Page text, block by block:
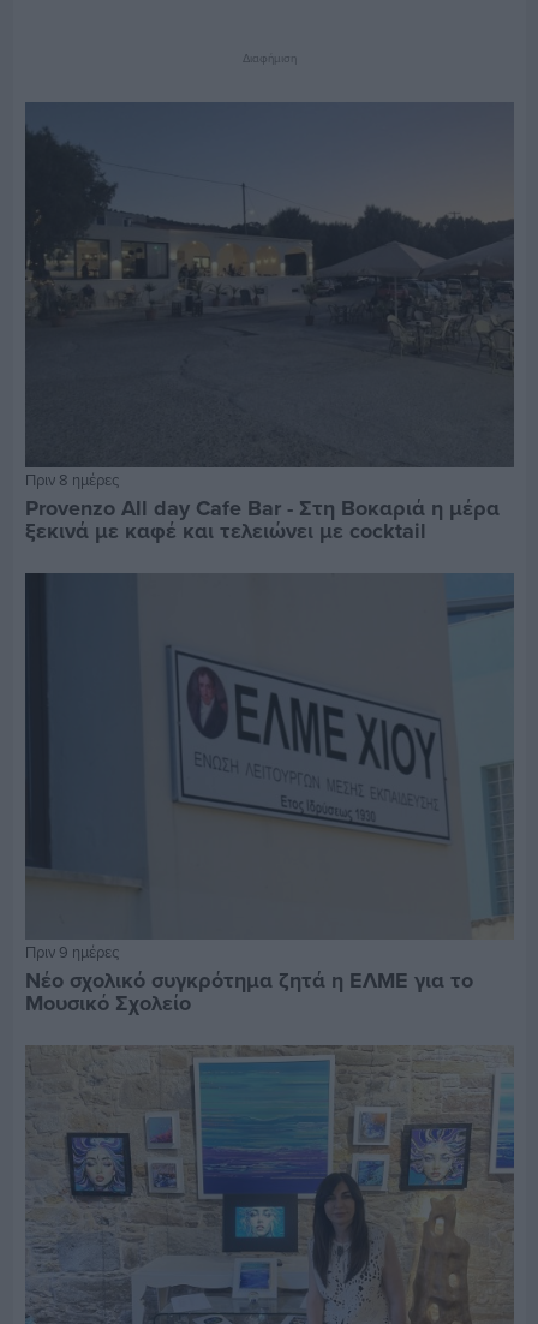
Διαφήμιση
Πριν 8 ημέρες
Provenzo All day Cafe Bar - Στη Βοκαριά η μέρα
ξεκινά με καφέ και τελειώνει με cocktail
Πριν 9 ημέρες
Νέο σχολικό συγκρότημα ζητά η ΕΛΜΕ για το
Μουσικό Σχολείο